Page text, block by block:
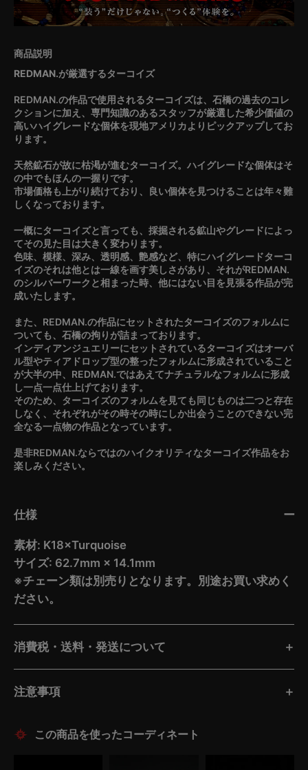
REDMAN.が厳選するターコイズ
REDMAN.の作品で使用されるターコイズは、石橋の過去のコレ
クションに加え、専門知識のあるスタッフが厳選した希少価値の
高いハイグレードな個体を現地アメリカよりピックアップしてお
ります。
天然鉱石が故に枯渇が進むターコイズ。ハイグレードな個体はそ
の中でもほんの一握りです。
市場価格も上がり続けており、良い個体を見つけることは年々難
しくなっております。
一概にターコイズと言っても、採掘される鉱山やグレードによっ
てその見た目は大きく変わります。
色味、模様、深み、透明感、艶感など、特にハイグレードターコ
イズのそれは他とは一線を画す美しさがあり、それがREDMAN.
のシルバーワークと相まった時、他にはない目を見張る作品が完
成いたします。
また、REDMAN.の作品にセットされたターコイズのフォルムに
ついても、石橋の拘りが詰まっております。
インディアンジュエリーにセットされているターコイズはオーバ
ル型やティアドロップ型の整ったフォルムに形成されていること
が大半の中、REDMAN.ではあえてナチュラルなフォルムに形成
し一点一点仕上げております。
そのため、ターコイズのフォルムを見ても同じものは二つと存在
しなく、それぞれがその時その時にしか出会うことのできない完
全なる一点物の作品となっています。
是非REDMAN.ならではのハイクオリティなターコイズ作品をお
楽しみください。
仕様
素材: K18×Turquoise
サイズ: 62.7mm × 14.1mm
※チェーン類は別売りとなります。別途お買い求めく
ださい。
消費税・送料・発送について
注意事項
この商品を使ったコーディネート